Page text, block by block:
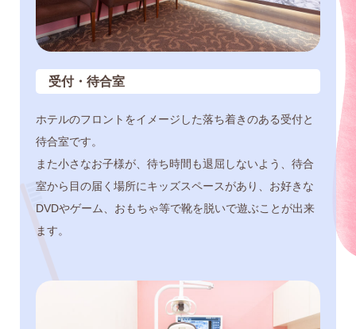
受付・待合室
ホテルのフロントをイメージした落ち着きのある受付と
待合室です。
また小さなお子様が、待ち時間も退屈しないよう、待合
室から目の届く場所にキッズスペースがあり、お好きな
DVDやゲーム、おもちゃ等で靴を脱いで遊ぶことが出来
ます。